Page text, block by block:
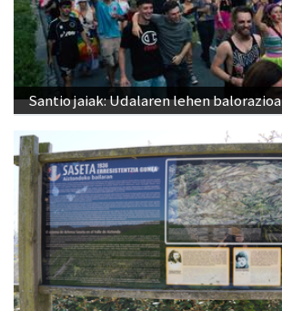
Santio jaiak: Udalaren lehen balorazioa